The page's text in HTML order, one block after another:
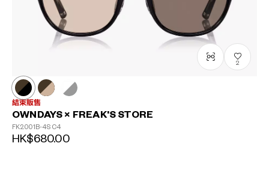
2
結束販售
OWNDAYS × FREAK'S STORE
FK2001B-4S C4
HK$680.00